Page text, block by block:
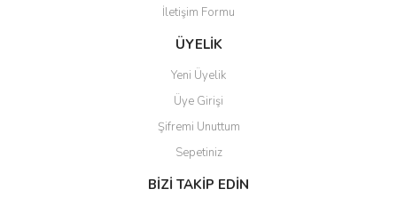
İletişim Formu
ÜYELİK
Yeni Üyelik
Üye Girişi
Şifremi Unuttum
Sepetiniz
BİZİ TAKİP EDİN